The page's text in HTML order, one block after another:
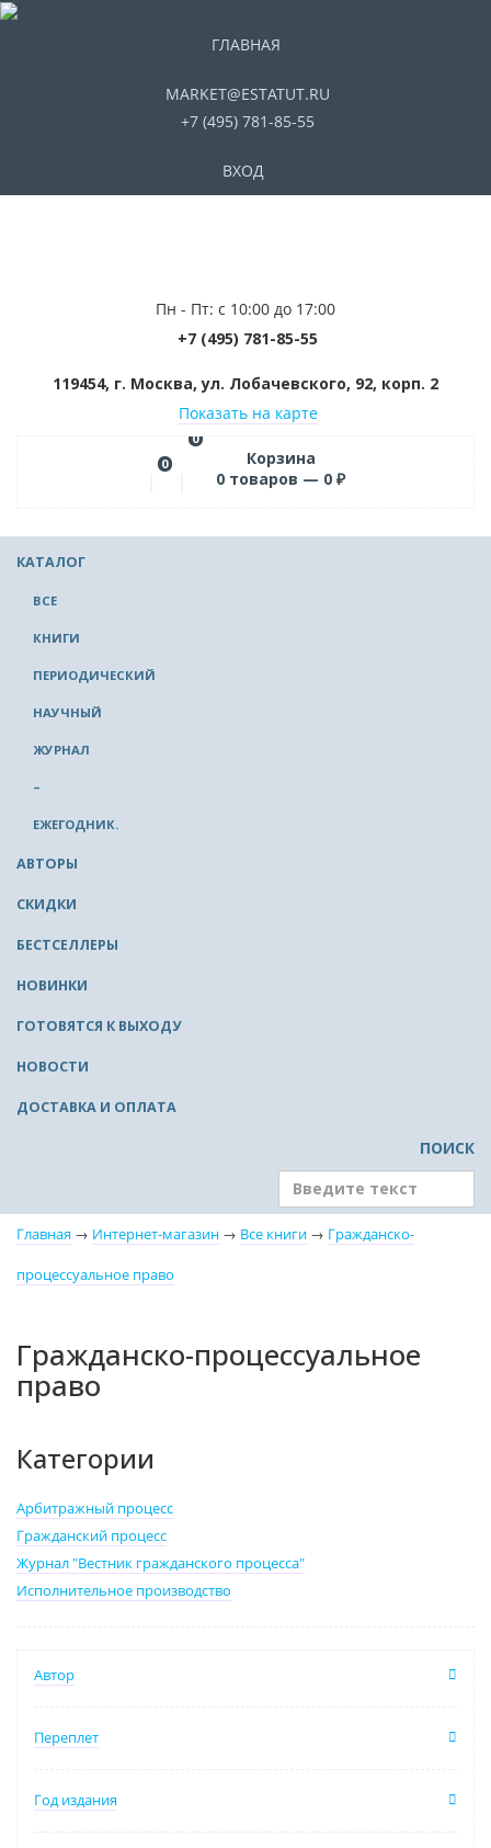
ГЛАВНАЯ
MARKET@ESTATUT.RU
+7 (495) 781-85-55
ВХОД
Пн - Пт: с 10:00 до 17:00
+7 (495) 781-85-55
119454, г. Москва, ул. Лобачевского, 92, корп. 2
Показать на карте
0
0
Корзина
0 товаров — 0 ₽
КАТАЛОГ
ВСЕ
КНИГИ
ПЕРИОДИЧЕСКИЙ
НАУЧНЫЙ
ЖУРНАЛ
–
ЕЖЕГОДНИК.
АВТОРЫ
СКИДКИ
БЕСТСЕЛЛЕРЫ
НОВИНКИ
ГОТОВЯТСЯ К ВЫХОДУ
НОВОСТИ
ДОСТАВКА И ОПЛАТА
ПОИСК
Главная → Интернет-магазин → Все книги → Гражданско-
процессуальное право
Гражданско-процессуальное
право
Категории
Арбитражный процесс
Гражданский процесс
Журнал "Вестник гражданского процесса"
Исполнительное производство
Автор
Переплет
Год издания